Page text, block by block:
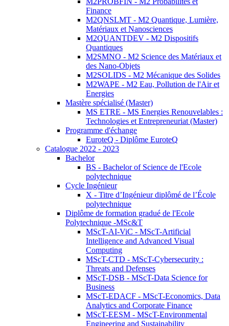
Finance
M2QNSLMT - M2 Quantique, Lumière,
Matériaux et Nanosciences
M2QUANTDEV - M2 Dispositifs
Quantiques
M2SMNO - M2 Science des Matériaux et
des Nano-Objets
M2SOLIDS - M2 Mécanique des Solides
M2WAPE - M2 Eau, Pollution de l'Air et
Energies
Mastère spécialisé (Master)
MS ETRE - MS Energies Renouvelables :
Technologies et Entrepreneuriat (Master)
Programme d'échange
EuroteQ - Diplôme EuroteQ
Catalogue 2022 - 2023
Bachelor
BS - Bachelor of Science de l'Ecole
polytechnique
Cycle Ingénieur
X - Titre d’Ingénieur diplômé de l’École
polytechnique
Diplôme de formation gradué de l'Ecole
Polytechnique -MSc&T
MScT-AI-ViC - MScT-Artificial
Intelligence and Advanced Visual
Computing
MScT-CTD - MScT-Cybersecurity :
Threats and Defenses
MScT-DSB - MScT-Data Science for
Business
MScT-EDACF - MScT-Economics, Data
Analytics and Corporate Finance
MScT-EESM - MScT-Environmental
Engineering and Sustainability